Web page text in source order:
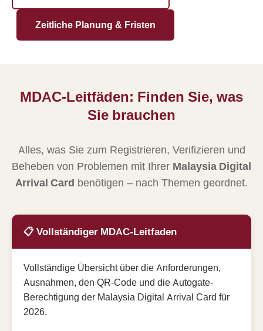
Zeitliche Planung & Fristen
MDAC-Leitfäden: Finden Sie, was
Sie brauchen
Alles, was Sie zum Registrieren, Verifizieren und
Beheben von Problemen mit Ihrer Malaysia Digital
Arrival Card benötigen – nach Themen geordnet.
📋 Vollständiger MDAC-Leitfaden
Vollständige Übersicht über die Anforderungen,
Ausnahmen, den QR-Code und die Autogate-
Berechtigung der Malaysia Digital Arrival Card für
2026.